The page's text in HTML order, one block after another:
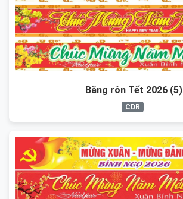
Băng rôn Tết 2026 (5)
CDR